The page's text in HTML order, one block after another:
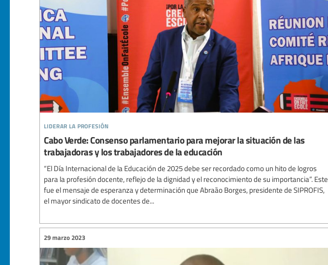
liderar la profesión
Cabo Verde: Consenso parlamentario para mejorar la situación de las
trabajadoras y los trabajadores de la educación
“El Día Internacional de la Educación de 2025 debe ser recordado como un hito de logros
para la profesión docente, reflejo de la dignidad y el reconocimiento de su importancia”. Este
fue el mensaje de esperanza y determinación que Abraão Borges, presidente de SIPROFIS,
el mayor sindicato de docentes de...
29 marzo 2023